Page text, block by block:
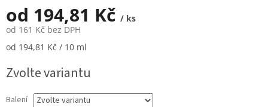
od 194,81 Kč / ks
od 161 Kč bez DPH
Měrná
od 194,81 Kč / 10 ml
Zvolte variantu
Balení